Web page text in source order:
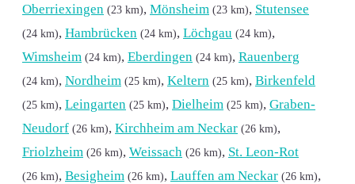
Oberriexingen (23 km), Mönsheim (23 km), Stutensee
(24 km), Hambrücken (24 km), Löchgau (24 km),
Wimsheim (24 km), Eberdingen (24 km), Rauenberg
(24 km), Nordheim (25 km), Keltern (25 km), Birkenfeld
(25 km), Leingarten (25 km), Dielheim (25 km), Graben-
Neudorf (26 km), Kirchheim am Neckar (26 km),
Friolzheim (26 km), Weissach (26 km), St. Leon-Rot
(26 km), Besigheim (26 km), Lauffen am Neckar (26 km),